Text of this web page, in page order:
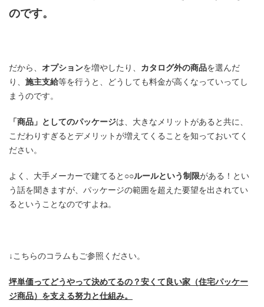
のです。
だから、 オプションを増やしたり、 カタログ外の商品を選んだ
り、 施主支給等を行うと、どうしても料金が高くなっていってし
まうのです。
「商品」としてのパッケージは、大きなメリットがあると共に、
こだわりすぎるとデメリットが増えてくることを知っておいてく
ださい。
よく、大手メーカーで建てると ○○ルールという制限がある！とい
う話を聞きますが、パッケージの範囲を超えた要望を出されてい
るということなのですよね。
↓こちらのコラムもご参照ください。
坪単価ってどうやって決めてるの？安くて良い家（住宅パッケー
ジ商品）を支える努力と仕組み。